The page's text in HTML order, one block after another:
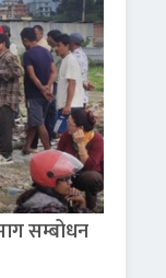
सम्बोधन